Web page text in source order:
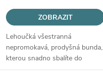
ZOBRAZIT
Lehoučká všestranná
nepromokavá, prodyšná bunda,
kterou snadno sbalíte do
malého pytlíku.